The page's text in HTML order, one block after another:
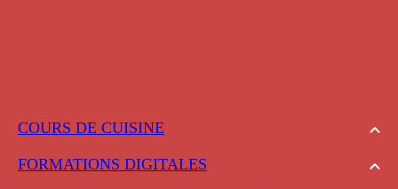
COURS DE CUISINE
FORMATIONS DIGITALES